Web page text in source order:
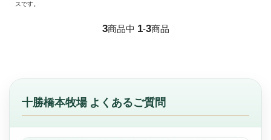
スです。
3商品中 1-3商品
十勝橋本牧場 よくあるご質問